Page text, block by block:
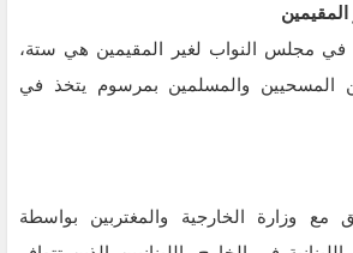
في مجلس النواب لغير المقيمين هي ستة،
المسحيين والمسلمين بمرسوم يتخذ في
مع وزارة الخارجية والمغتربين بواسطة